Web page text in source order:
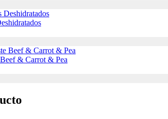
& Carrot & Pea